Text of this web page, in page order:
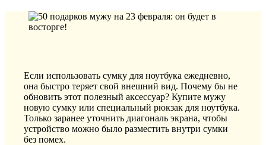
Если использовать сумку для ноутбука ежедневно,
она быстро теряет свой внешний вид. Почему бы не
обновить этот полезный аксессуар? Купите мужу
новую сумку или специальный рюкзак для ноутбука.
Только заранее уточнить диагональ экрана, чтобы
устройство можно было разместить внутри сумки
без помех.